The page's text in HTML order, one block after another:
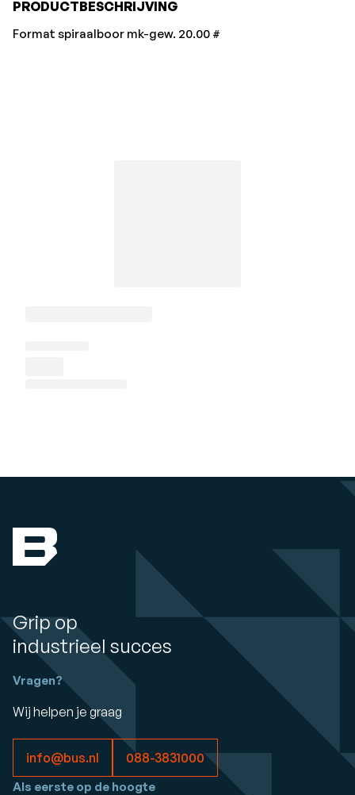
PRODUCTBESCHRIJVING
Format spiraalboor mk-gew. 20.00 #
Grip op
industrieel succes
Vragen?
Wij helpen je graag
info@bus.nl 088-3831000
Als eerste op de hoogte